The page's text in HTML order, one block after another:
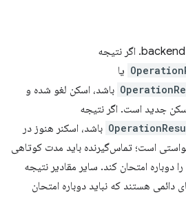
یا
باشد، اسکن لغو شده و
جدید است. اگر نتیجه
باشد، اسکنر هنوز در
است؛ تماس‌گیرنده باید مدت کوتاهی
دوباره امتحان کند. سایر مقادیر نتیجه
هستند که نباید دوباره امتحان